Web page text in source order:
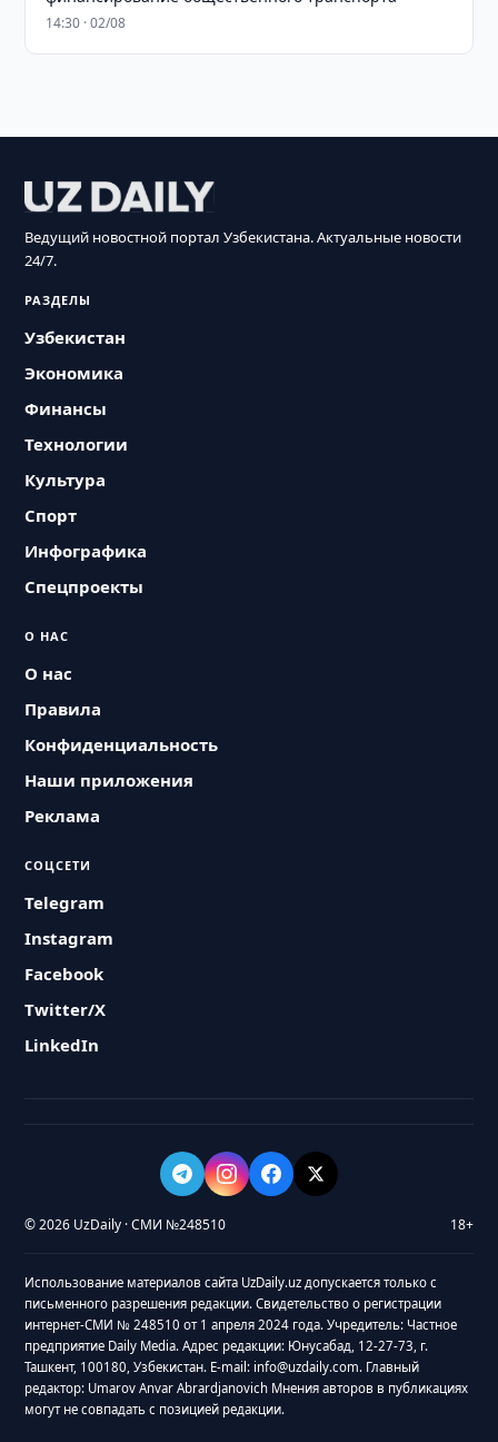
14:30 · 02/08
Ведущий новостной портал Узбекистана. Актуальные новости
24/7.
РАЗДЕЛЫ
Узбекистан
Экономика
Финансы
Технологии
Культура
Спорт
Инфографика
Спецпроекты
О НАС
О нас
Правила
Конфиденциальность
Наши приложения
Реклама
СОЦСЕТИ
Telegram
Instagram
Facebook
Twitter/X
LinkedIn
© 2026 UzDaily · СМИ №248510 18+
Использование материалов сайта UzDaily.uz допускается только с
письменного разрешения редакции. Свидетельство о регистрации
интернет-СМИ № 248510 от 1 апреля 2024 года. Учредитель: Частное
предприятие Daily Media. Адрес редакции: Юнусабад, 12-27-73, г.
Ташкент, 100180, Узбекистан. E-mail: info@uzdaily.com. Главный
редактор: Umarov Anvar Abrardjanovich Мнения авторов в публикациях
могут не совпадать с позицией редакции.